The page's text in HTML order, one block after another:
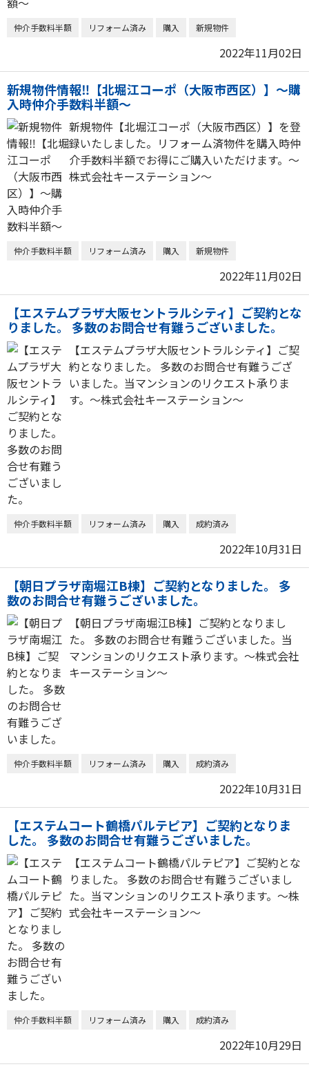
仲介手数料半額 リフォーム済み 購入 新規物件
2022年11月02日
新規物件情報‼【北堀江コーポ（大阪市西区）】～購
入時仲介手数料半額～
新規物件【北堀江コーポ（大阪市西区）】を登
録いたしました。リフォーム済物件を購入時仲
介手数料半額でお得にご購入いただけます。～
株式会社キーステーション～
仲介手数料半額 リフォーム済み 購入 新規物件
2022年11月02日
【エステムプラザ大阪セントラルシティ】ご契約とな
りました。 多数のお問合せ有難うございました。
【エステムプラザ大阪セントラルシティ】ご契
約となりました。 多数のお問合せ有難うござ
いました。当マンションのリクエスト承りま
す。～株式会社キーステーション～
仲介手数料半額 リフォーム済み 購入 成約済み
2022年10月31日
【朝日プラザ南堀江B棟】ご契約となりました。 多
数のお問合せ有難うございました。
【朝日プラザ南堀江B棟】ご契約となりまし
た。 多数のお問合せ有難うございました。当
マンションのリクエスト承ります。～株式会社
キーステーション～
仲介手数料半額 リフォーム済み 購入 成約済み
2022年10月31日
【エステムコート鶴橋パルテピア】ご契約となりま
した。 多数のお問合せ有難うございました。
【エステムコート鶴橋パルテピア】ご契約とな
りました。 多数のお問合せ有難うございまし
た。当マンションのリクエスト承ります。～株
式会社キーステーション～
仲介手数料半額 リフォーム済み 購入 成約済み
2022年10月29日